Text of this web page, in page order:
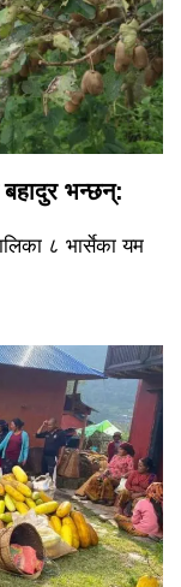
बहादुर भन्छन्:
८ भार्सेका यम